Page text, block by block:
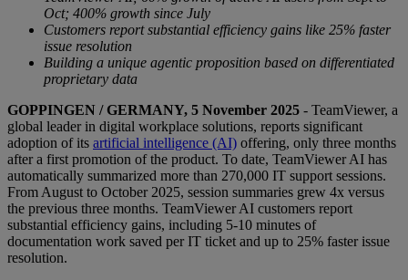
Oct; 400% growth since July
Customers report substantial efficiency gains like 25% faster
issue resolution
Building a unique agentic proposition based on differentiated
proprietary data
GOPPINGEN / GERMANY, 5 November 2025 - TeamViewer, a
global leader in digital workplace solutions, reports significant
adoption of its artificial intelligence (AI) offering, only three months
after a first promotion of the product. To date, TeamViewer AI has
automatically summarized more than 270,000 IT support sessions.
From August to October 2025, session summaries grew 4x versus
the previous three months. TeamViewer AI customers report
substantial efficiency gains, including 5-10 minutes of
documentation work saved per IT ticket and up to 25% faster issue
resolution.